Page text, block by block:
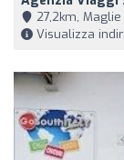
27,2km, Maglie
Visualizza